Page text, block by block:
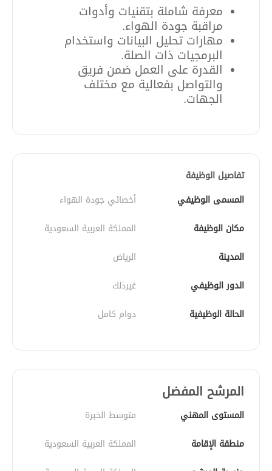
معرفة شاملة بتقنيات وأدوات
مراقبة جودة الهواء.
مهارات تحليل البيانات واستخدام
البرمجيات ذات الصلة.
القدرة على العمل ضمن فريق
والتواصل بفعالية مع مختلف
الجهات.
تفاصيل الوظيفة
المسمى الوظيفي
أخصائي جودة الهواء
مكان الوظيفة
المملكة العربية السعودية
المدينة
الرياض
الدور الوظيفي
غيرذلك
الحالة الوظيفية
دوام كامل
المرشح المفضل
المستوى المهني
متوسط الخبرة
منطقة الإقامة
المملكة العربية السعودية